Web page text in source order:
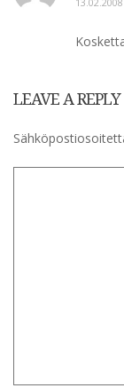
LEAVE A REPLY